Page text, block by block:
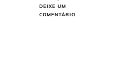
DEIXE UM
COMENTÁRIO